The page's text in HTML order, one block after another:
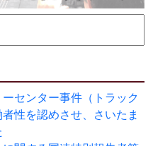
ーセンター事件（トラック
性を認めさせ、さいたま